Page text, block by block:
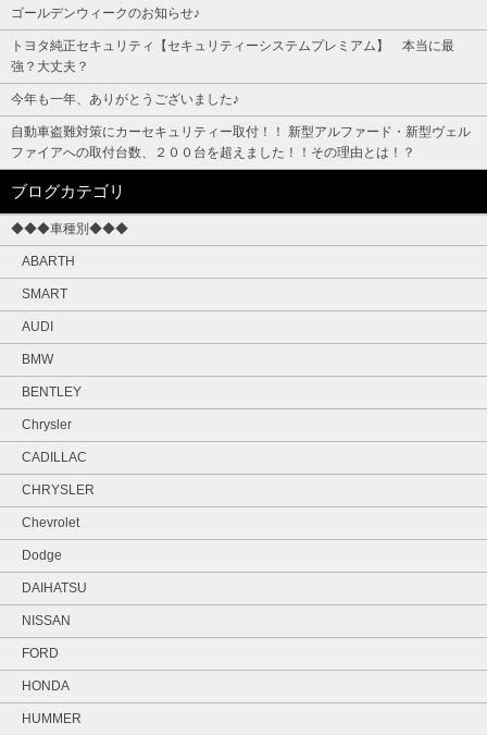
ゴールデンウィークのお知らせ♪
トヨタ純正セキュリティ【セキュリティーシステムプレミアム】 本当に最
強？大丈夫？
今年も一年、ありがとうございました♪
自動車盗難対策にカーセキュリティー取付！！ 新型アルファード・新型ヴェル
ファイアへの取付台数、２００台を超えました！！その理由とは！？
ブログカテゴリ
◆◆◆車種別◆◆◆
ABARTH
SMART
AUDI
BMW
BENTLEY
Chrysler
CADILLAC
CHRYSLER
Chevrolet
Dodge
DAIHATSU
NISSAN
FORD
HONDA
HUMMER